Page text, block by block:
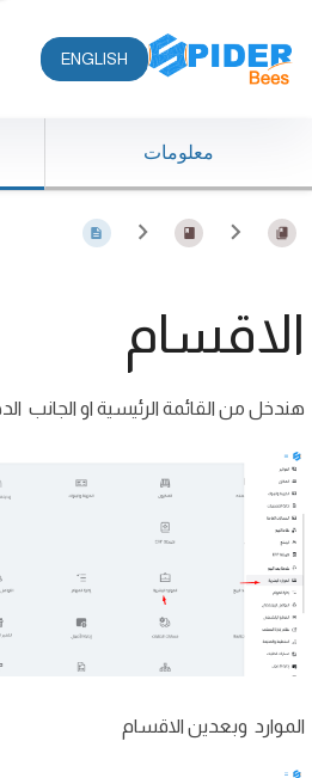
ENGLISH
معلومات
الاقسام
هندخل من القائمة الرئيسية او الجانب
الموارد وبعدين الاقسام